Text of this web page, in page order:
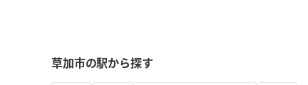
草加市の駅から探す